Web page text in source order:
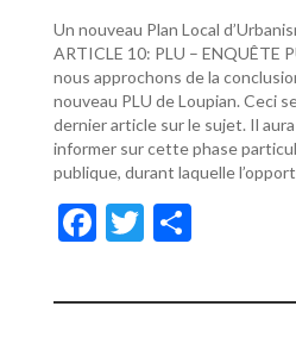
Un nouveau Plan Local
ARTICLE 10: PLU – ENQUÊTE
nous approchons de la
nouveau PLU de Loupian. Ceci
dernier article sur le sujet. Il
informer sur cette phase
publique, durant laquelle
F
e
T
itt ta